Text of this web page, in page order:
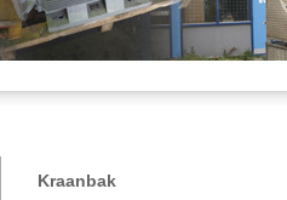
Kraanbak